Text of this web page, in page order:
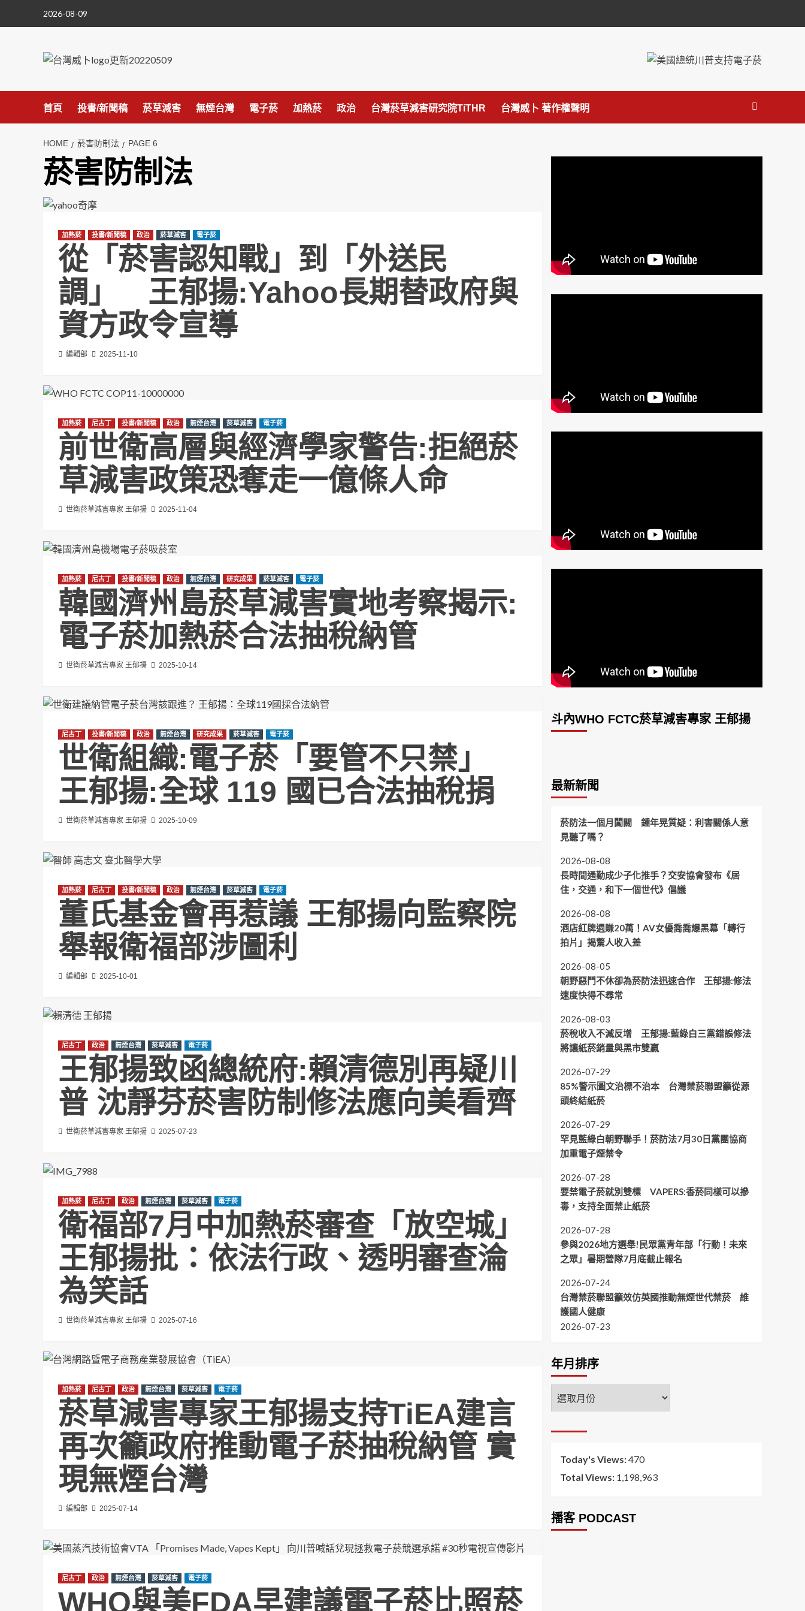
2026-08-09
首頁 投書/新聞稿 菸草減害 無煙台灣 電子菸 加熱菸 政治 台灣菸草減害研究院TiTHR 台灣威卜 著作權聲明
HOME 菸害防制法 PAGE 6
菸害防制法
加熱菸 投書/新聞稿 政治 菸草減害 電子菸
從「菸害認知戰」到「外送民
調」 王郁揚:Yahoo長期替政府與
資方政令宣導
編輯部 2025-11-10
加熱菸 尼古丁 投書/新聞稿 政治 無煙台灣 菸草減害 電子菸
前世衛高層與經濟學家警告:拒絕菸
草減害政策恐奪走一億條人命
世衛菸草減害專家 王郁揚 2025-11-04
加熱菸 尼古丁 投書/新聞稿 政治 無煙台灣 研究成果 菸草減害 電子菸
韓國濟州島菸草減害實地考察揭示:
電子菸加熱菸合法抽稅納管
世衛菸草減害專家 王郁揚 2025-10-14
尼古丁 投書/新聞稿 政治 無煙台灣 研究成果 菸草減害 電子菸
世衛組織:電子菸「要管不只禁」
王郁揚:全球 119 國已合法抽稅捐
世衛菸草減害專家 王郁揚 2025-10-09
加熱菸 尼古丁 投書/新聞稿 政治 無煙台灣 菸草減害 電子菸
董氏基金會再惹議 王郁揚向監察院
舉報衛福部涉圖利
編輯部 2025-10-01
尼古丁 政治 無煙台灣 菸草減害 電子菸
王郁揚致函總統府:賴清德別再疑川
普 沈靜芬菸害防制修法應向美看齊
世衛菸草減害專家 王郁揚 2025-07-23
加熱菸 尼古丁 政治 無煙台灣 菸草減害 電子菸
衛福部7月中加熱菸審查「放空城」
王郁揚批：依法行政、透明審查淪
為笑話
世衛菸草減害專家 王郁揚 2025-07-16
加熱菸 尼古丁 政治 無煙台灣 菸草減害 電子菸
菸草減害專家王郁揚支持TiEA建言
再次籲政府推動電子菸抽稅納管 實
現無煙台灣
編輯部 2025-07-14
尼古丁 政治 無煙台灣 菸草減害 電子菸
WHO與美FDA早建議電子菸比照菸
斗內WHO FCTC菸草減害專家 王郁揚
最新新聞
菸防法一個月闖關 鍾年晃質疑：利害關係人意
見聽了嗎？
2026-08-08
長時間通勤成少子化推手？交安協會發布《居
住，交通，和下一個世代》倡議
2026-08-08
酒店紅牌週賺20萬！AV女優喬喬爆黑幕「轉行
拍片」揭驚人收入差
2026-08-05
朝野惡鬥不休卻為菸防法迅速合作 王郁揚:修法
速度快得不尋常
2026-08-03
菸稅收入不減反增 王郁揚:藍綠白三黨錯誤修法
將讓紙菸銷量與黑市雙贏
2026-07-29
85%警示圖文治標不治本 台灣禁菸聯盟籲從源
頭終結紙菸
2026-07-29
罕見藍綠白朝野聯手！菸防法7月30日黨團協商
加重電子煙禁令
2026-07-28
要禁電子菸就別雙標 VAPERS:香菸同樣可以摻
毒，支持全面禁止紙菸
2026-07-28
參與2026地方選舉!民眾黨青年部「行動！未來
之眾」暑期營隊7月底截止報名
2026-07-24
台灣禁菸聯盟籲效仿英國推動無煙世代禁菸 維
護國人健康
2026-07-23
年月排序
年
月
序
Today's Views:470
Total Views: 1,198,963
播客 PODCAST